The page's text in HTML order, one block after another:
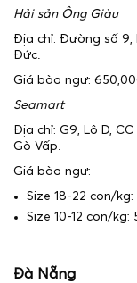
Hải sản Ông Giàu
Địa chỉ: Đường số 9,
Đức.
Giá bào ngư:
Seamart
Địa chỉ: G9, Lô D,
Gò Vấp.
Giá bào ngư:
Size 18-22 con/
Size 10-12 con/kg:
Đà Nẵng